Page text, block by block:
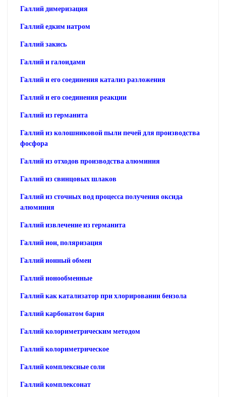
Галлий димеризация
Галлий едким натром
Галлий закись
Галлий и галоидами
Галлий и его соединения катализ разложения
Галлий и его соединения реакции
Галлий из германита
Галлий из колошниковой пыли печей для производства
фосфора
Галлий из отходов производства алюминия
Галлий из свинцовых шлаков
Галлий из сточных вод процесса получения оксида
алюминия
Галлий извлечение из германита
Галлий ион, поляризация
Галлий ионный обмен
Галлий ионообменные
Галлий как катализатор при хлорировании бензола
Галлий карбонатом бария
Галлий колориметрическим методом
Галлий колориметрическое
Галлий комплексные соли
Галлий комплексонат